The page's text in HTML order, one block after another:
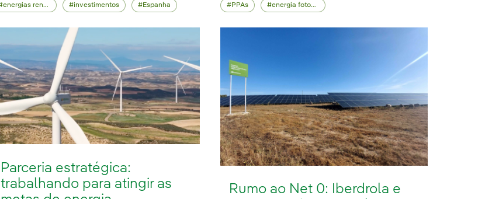
energias renováveis investimentos Espanha
Parceria estratégica:
trabalhando para atingir as
PPAs energia fotovoltaica
Rumo ao Net 0: Iberdrola e